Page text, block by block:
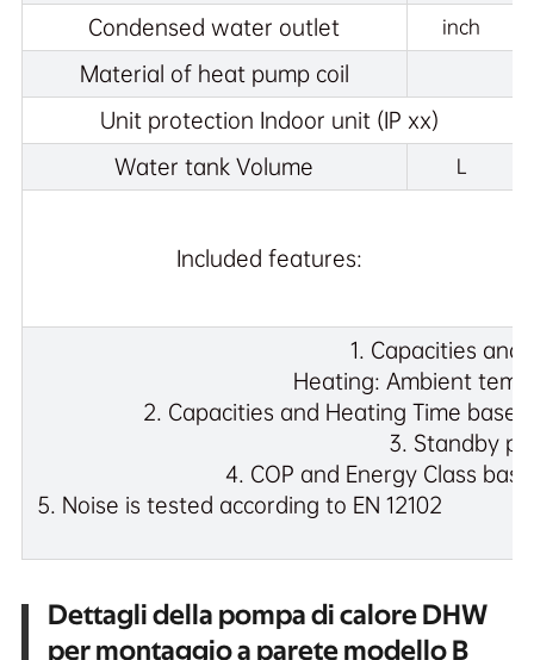
Condensed water outlet inch
Material of heat pump coil
Unit protection Indoor unit (IP xx)
Water tank Volume
L
Included features:
1. Capacities
Heating: Ambient
2. Capacities and Heating Time
3. Standby
4. COP and Energy Class
5. Noise is
Dettagli della pompa di calore DHW
per montaggio a parete modello B